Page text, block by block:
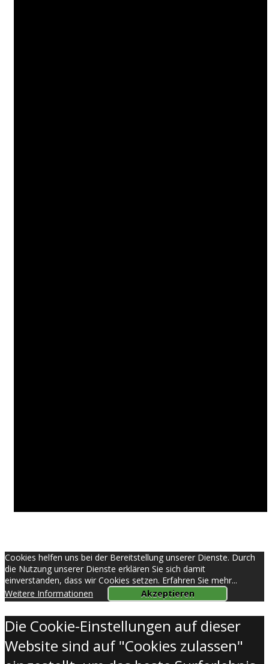
Cookies helfen uns bei der Bereitstellung unserer Dienste. Durch
die Nutzung unserer Dienste erklären Sie sich damit
einverstanden, dass wir Cookies setzen. Erfahren Sie mehr...
Weitere Informationen
Akzeptieren
Die Cookie-Einstellungen auf dieser
Website sind auf "Cookies zulassen"